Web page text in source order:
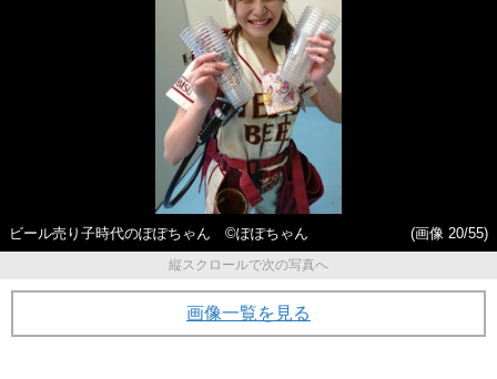
ビール売り子時代のぽぽちゃん ©ぽぽちゃん
(画像 20/55)
縦スクロールで次の写真へ
画像一覧を見る